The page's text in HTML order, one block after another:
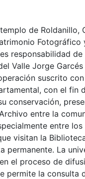
de Roldanillo,
Fotográfico
responsabilidad
Valle Jorge
suscrito
con el fin
conservación,
entre la
entre
visitan la
permanente. La
el proceso de
permite la consulta